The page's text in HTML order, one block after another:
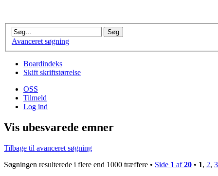
Avanceret søgning
Boardindeks
Skift skriftstørrelse
OSS
Tilmeld
Log ind
Vis ubesvarede emner
Tilbage til avanceret søgning
Søgningen resulterede i flere end 1000 træffere • Side 1 af20 • 1, 2, 3